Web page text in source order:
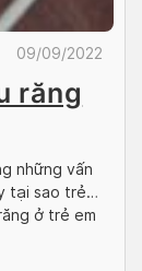
09/09/2022
răng
những vấn
tại sao trẻ
ở trẻ em
sâu răng